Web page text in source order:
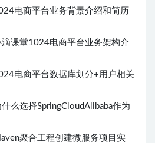
电商平台业务背景介绍和简历
课堂1024电商平台业务架构介
电商平台数据库划分+用户相关
选择SpringCloudAlibaba作为
聚合工程创建微服务项目实